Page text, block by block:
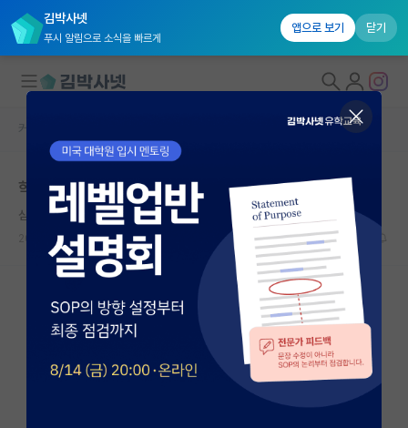
김박사넷
푸시 알림으로 소식을 빠르게
앱으로 보기 닫기
대학원생 모집
국내대학원 정보
연구실&오픈랩
커뮤니티
커뮤니티 홈
전체글보기
베스트 게시판
커뮤니티 홈
학연생 시작했는데 고민
심심한 프란츠 카프카
2026.07.08 9 2750